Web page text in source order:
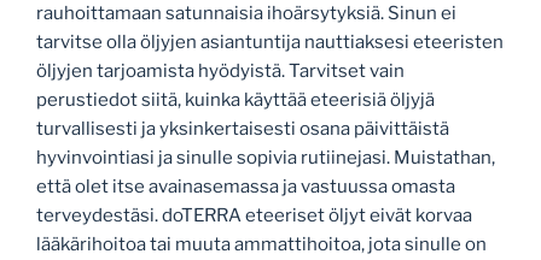
rauhoittamaan satunnaisia ihoärsytyksiä. Sinun ei
tarvitse olla öljyjen asiantuntija nauttiaksesi eteeristen
öljyjen tarjoamista hyödyistä. Tarvitset vain
perustiedot siitä, kuinka käyttää eteerisiä öljyjä
turvallisesti ja yksinkertaisesti osana päivittäistä
hyvinvointiasi ja sinulle sopivia rutiinejasi. Muistathan,
että olet itse avainasemassa ja vastuussa omasta
terveydestäsi. doTERRA eteeriset öljyt eivät korvaa
lääkärihoitoa tai muuta ammattihoitoa, jota sinulle on